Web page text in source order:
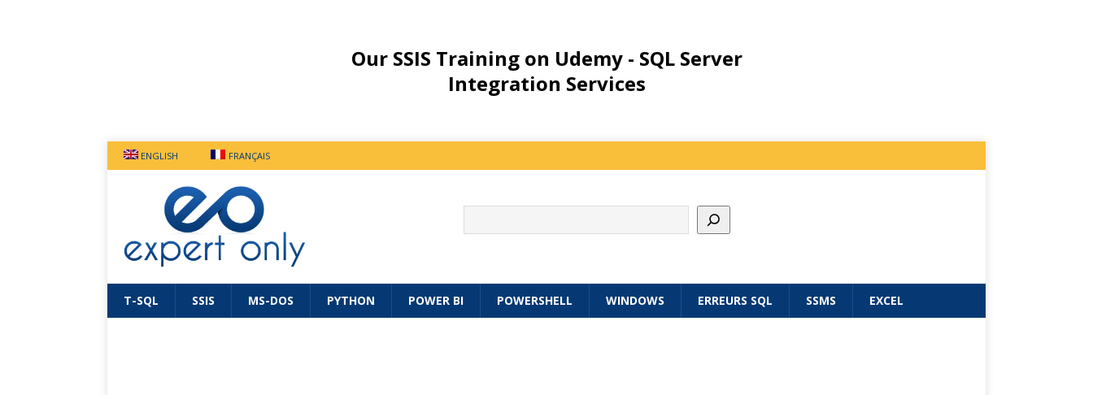
Our SSIS Training on Udemy - SQL Server
Integration Services
ENGLISH FRANÇAIS
T-SQL SSIS MS-DOS PYTHON POWER BI POWERSHELL WINDOWS ERREURS SQL SSMS EXCEL